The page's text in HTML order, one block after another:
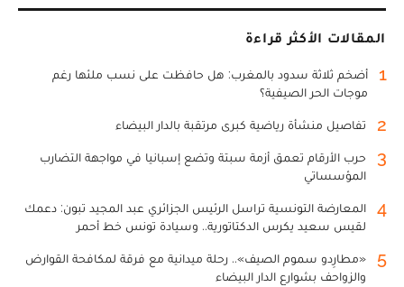
المقالات الأكثر قراءة
1
أضخم ثلاثة سدود بالمغرب: هل حافظت على نسب ملئها رغم
موجات الحر الصيفية؟
2 تفاصيل منشأة رياضية كبرى مرتقبة بالدار البيضاء
3
حرب الأرقام تعمق أزمة سبتة وتضع إسبانيا في مواجهة التضارب
المؤسساتي
4
المعارضة التونسية تراسل الرئيس الجزائري عبد المجيد تبون: دعمك
لقيس سعيد يكرس الدكتاتورية.. وسيادة تونس خط أحمر
5
«مطارِدو سموم الصيف».. رحلة ميدانية مع فرقة لمكافحة القوارض
والزواحف بشوارع الدار البيضاء